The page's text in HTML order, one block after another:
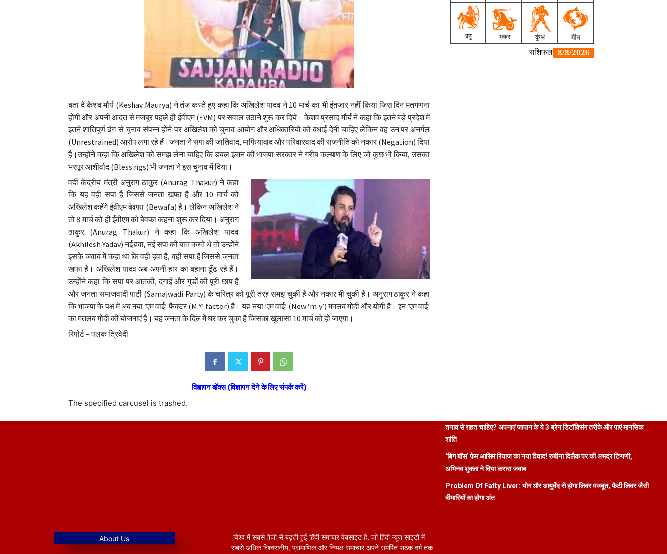
बता दे केशव मौर्य (Keshav Maurya) ने तंज कस्ते हुए कहा कि अखिलेश यादव ने 10 मार्च का भी इंतजार नहीं किया जिस दिन मतगणना
होगी और अपनी आदत से मजबूर पहले ही ईवीएम (EVM) पर सवाल उठाने शुरू कर दिये। केशव प्रसाद मौर्य ने कहा कि इतने बड़े प्रदेश में
इतने शांतिपूर्ण ढंग से चुनाव संपन्न होने पर अखिलेश को चुनाव आयोग और अधिकारियों को बधाई देनी चाहिए लेकिन वह उन पर अनर्गल
(Unrestrained) आरोप लगा रहे हैं।जनता ने सपा की जातिवाद, माफियावाद और परिवारवाद की राजनीति को नकार (Negation) दिया
है।उन्होंने कहा कि अखिलेश को समझ लेना चाहिए कि डबल इंजन की भाजपा सरकार ने गरीब कल्याण के लिए जो कुछ भी किया, उसका
भरपूर आशीर्वाद (Blessings) भी जनता ने इस चुनाव में दिया।
वहीं केंद्रीय मंत्री अनुराग ठाकुर (Anurag Thakur) ने कहा
कि यह वही सपा है जिससे जनता खफा है और 10 मार्च को
अखिलेश कहेंगे ईवीएम बेवफा (Bewafa) है। लेकिन अखिलेश ने
तो 8 मार्च को ही ईवीएम को बेवफा कहना शुरू कर दिया। अनुराग
ठाकुर (Anurag Thakur) ने कहा कि अखिलेश यादव
(Akhilesh Yadav) नई हवा, नई सपा की बात करते थे तो उन्होंने
इसके जवाब में कहा था कि वही हवा है, वही सपा है जिससे जनता
खफा है। अखिलेश यादव अब अपनी हार का बहाना ढूँढ रहे हैं।
उन्होंने कहा कि सपा पर आतंकी, दंगाई और गुंडों की पूरी छाप है
और जनता समाजवादी पार्टी (Samajwadi Party) के चरित्र को पूरी तरह समझ चुकी है और नकार भी चुकी है। अनुराग ठाकुर ने कहा
कि भाजपा के पक्ष में अब नया ’एम वाई’ फैक्टर (M Y’ factor) है। यह नया ’एम वाई’ (New ‘m y’) मतलब मोदी और योगी है। इन ’एम वाई’
का मतलब मोदी की योजनाएं हैं। यह जनता के दिल में घर कर चुका है जिसका खुलासा 10 मार्च को हो जाएगा।
रिपोर्ट – पलक त्रिवेदी
विज्ञापन बॉक्स (विज्ञापन देने के लिए संपर्क करें)
The specified carousel is trashed.
तनाव से राहत चाहिए? अपनाएं जापान के ये 3 ब्रेन डिटॉक्सिंग तरीके और पाएं मानसिक
शांति
‘बिग बॉस’ फेम आसिम रियाज का नया विवाद! रुबीना दिलैक पर की अभद्र टिप्पणी,
अभिनव शुक्ला ने दिया करारा जवाब
Problem Of Fatty Liver: योग और आयुर्वेद से होगा लिवर मजबूत, फैटी लिवर जैसी
बीमारियों का होगा अंत
विश्व में सबसे तेजी से बढ़ती हुई हिंदी समाचार वेबसाइट है, जो हिंदी न्यूज साइटों में
सबसे अधिक विश्वसनीय, प्रामाणिक और निष्पक्ष समाचार अपने समर्पित पाठक वर्ग तक